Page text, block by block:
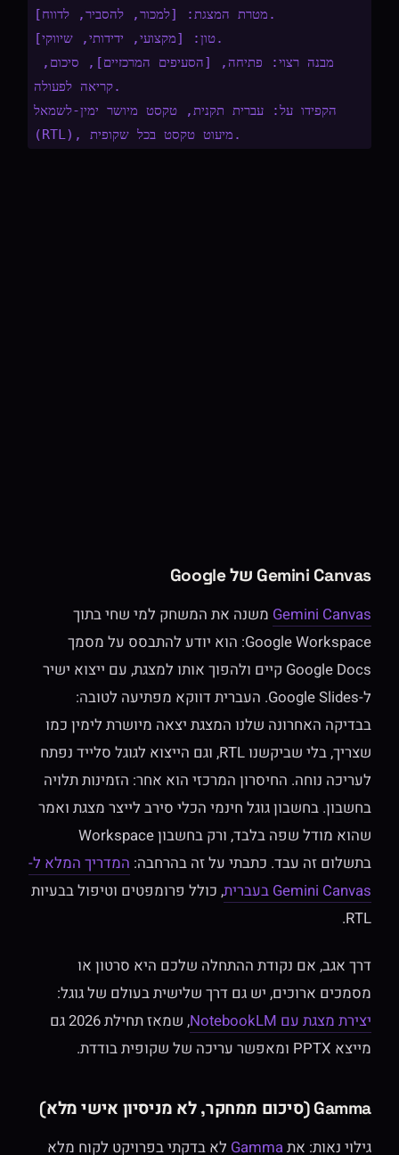
מטרת המצגת: [למכור, להסביר, לדווח].
טון: [מקצועי, ידידותי, שיווקי].
מבנה רצוי: פתיחה, [הסעיפים המרכזיים], סיכום,
קריאה לפעולה.
הקפידו על: עברית תקנית, טקסט מיושר ימין-לשמאל
(RTL), מיעוט טקסט בכל שקופית.
Gemini Canvas של Google
Gemini Canvasמשנה את המשחק למי שחי בתוך
Google Workspace: הוא יודע להתבסס על מסמך
Google Docs קיים ולהפוך אותו למצגת, עם ייצוא ישיר
ל-Google Slides. העברית דווקא מפתיעה לטובה:
בבדיקה האחרונה שלנו המצגת יצאה מיושרת לימין כמו
שצריך, בלי שביקשנו RTL, וגם הייצוא לגוגל סלייד נפתח
לעריכה נוחה. החיסרון המרכזי הוא אחר: הזמינות תלויה
בחשבון. בחשבון גוגל חינמי הכלי סירב לייצר מצגת ואמר
שהוא מודל שפה בלבד, ורק בחשבון Workspace
בתשלום זה עבד. כתבתי על זה בהרחבה: המדריך המלא ל-
Gemini Canvas בעברית
, כולל פרומפטים וטיפול בבעיות
RTL.
דרך אגב, אם נקודת ההתחלה שלכם היא סרטון או
מסמכים ארוכים, יש גם דרך שלישית בעולם של גוגל:
יצירת מצגת עם NotebookLM
, שמאז תחילת 2026 גם
מייצא PPTX ומאפשר עריכה של שקופית בודדת.
Gamma (סיכום ממחקר, לא מניסיון אישי מלא)
גילוי נאות: אתGammaלא בדקתי בפרויקט לקוח מלא